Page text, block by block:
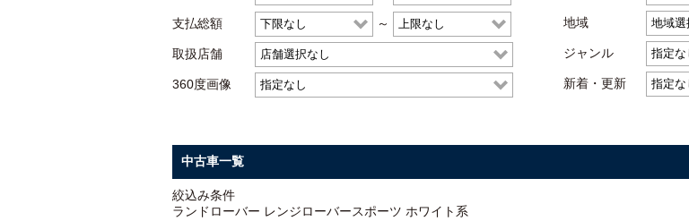
支払総額 ～
取扱店舗
360度画像
地域
ジャンル
新着・更新
中古車一覧
絞込み条件
ランドローバー レンジローバースポーツ ホワイト系